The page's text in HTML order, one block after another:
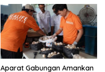
Aparat Gabungan Amankan